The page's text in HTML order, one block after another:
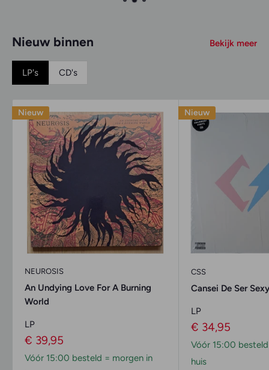
Nieuw binnen Bekijk meer
LP's CD's
Nieuw
NEUROSIS
An Undying Love For A Burning
World
LP
Verkoopprijs
€ 39,95
Vóór 15:00 besteld = morgen in
Nieuw
CSS
Cansei De Ser Sexy
LP
Verkoopprijs
€ 34,95
Vóór 15:00
huis